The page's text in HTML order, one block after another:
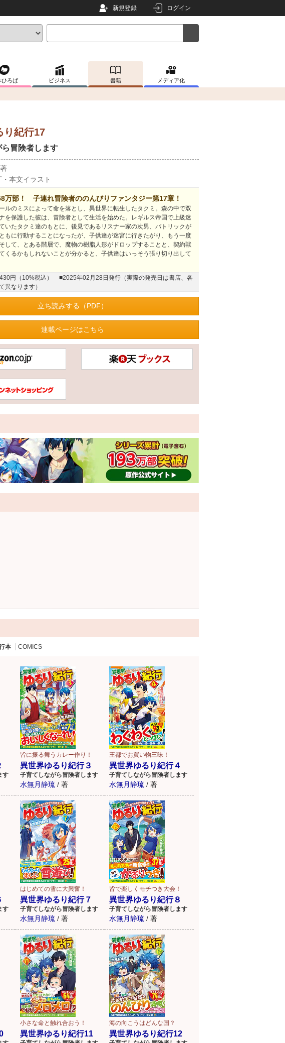
新規登録 ログイン
ひろば ビジネス 書籍 メディア化
り紀行17
冒険者します
著
・本文イラスト
万部！ 子連れ冒険者ののんびりファンタジー第17章！
ルのミスによって命を落とし、異世界に転生したタクミ。森の中で双
を保護した彼は、冒険者として生活を始めた。レギルス帝国で上級迷
いたタクミ達のもとに、後見であるリスナー家の次男、パトリックが
もに行動することになったが、子供達が迷宮に行きたがり、もう一度
して、とある階層で、魔物の樹脂人形がドロップすることと、契約獣
くるかもしれないことが分かると、子供達はいっそう張り切り出して
円（10%税込）
■2025年02月28日発行（実際の発売日は書店、各
異なります）
立ち読みする（PDF）
連載ページはこちら
本 COMICS
す
皆に振る舞うカレー作り！
異世界ゆるり紀行３
子育てしながら冒険者します
水無月静琉 / 著
王都でお買い物三昧！
異世界ゆるり紀行４
子育てしながら冒険者します
水無月静琉 / 著
す
はじめての雪に大興奮！
異世界ゆるり紀行７
子育てしながら冒険者します
水無月静琉 / 著
皆で楽しくモチつき大会！
異世界ゆるり紀行８
子育てしながら冒険者します
水無月静琉 / 著
小さな命と触れ合おう！
異世界ゆるり紀行11
海の向こうはどんな国？
異世界ゆるり紀行12